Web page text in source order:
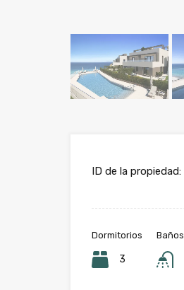
ID de la propiedad:
Dormitorios
3
Baños